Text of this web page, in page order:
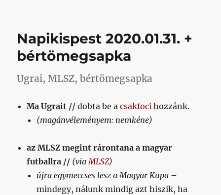
Diósgyőrbe,
pedig
hogy
című
bejegyzéshez
Napikispest 2020.01.31. +
bértömegsapka
Ugrai, MLSZ, bértömegsapka
Ma Ugrait // dobta be acsakfoci hozzánk.
(magánvéleményem: nemkéne)
az MLSZ megint rárontana a magyar
futballra // (via MLSZ)
újra egymeccses lesz a Magyar Kupa –
mindegy, nálunk mindig azt hiszik, ha